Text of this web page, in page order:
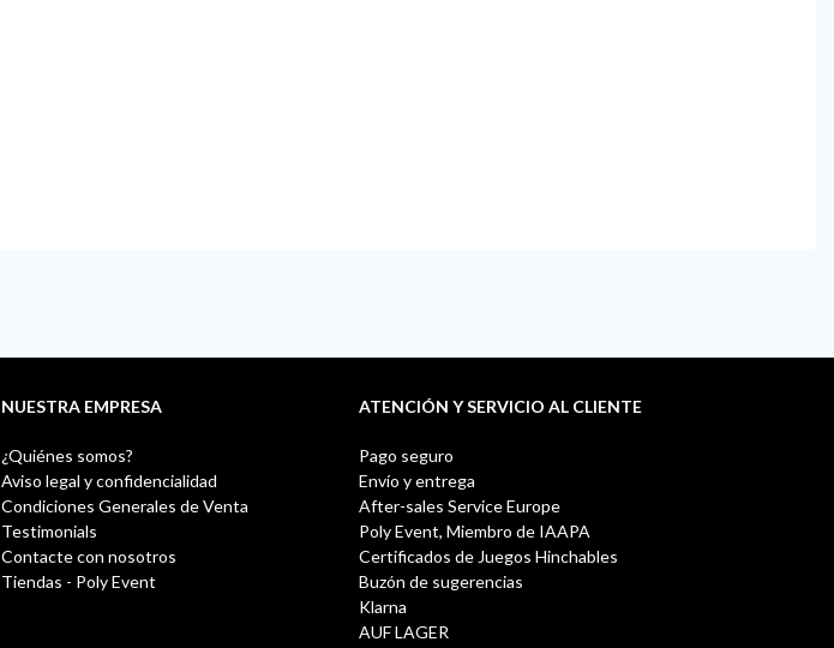
NUESTRA EMPRESA
¿Quiénes somos?
Aviso legal y confidencialidad
Condiciones Generales de Venta
Testimonials
Contacte con nosotros
Tiendas - Poly Event
ATENCIÓN Y SERVICIO AL CLIENTE
Pago seguro
Envío y entrega
After-sales Service Europe
Poly Event, Miembro de IAAPA
Certificados de Juegos Hinchables
Buzón de sugerencias
Klarna
AUF LAGER